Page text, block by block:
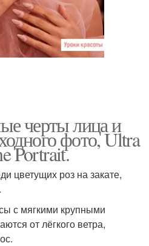
черты лица и
фото, Ultra
Portrait.
цветущих роз на закате,
с мягкими крупными
от лёгкого ветра,